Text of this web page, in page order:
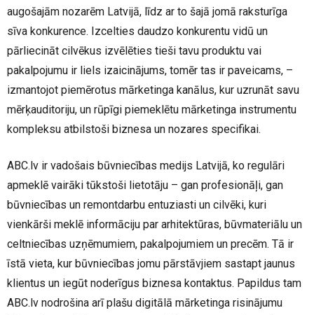
augošajām nozarēm Latvijā, līdz ar to šajā jomā raksturīga
sīva konkurence. Izcelties daudzo konkurentu vidū un
pārliecināt cilvēkus izvēlēties tieši tavu produktu vai
pakalpojumu ir liels izaicinājums, tomēr tas ir paveicams, –
izmantojot piemērotus mārketinga kanālus, kur uzrunāt savu
mērķauditoriju, un rūpīgi piemeklētu mārketinga instrumentu
kompleksu atbilstoši biznesa un nozares specifikai.
ABC.lv ir vadošais būvniecības medijs Latvijā, ko regulāri
apmeklē vairāki tūkstoši lietotāju – gan profesionāļi, gan
būvniecības un remontdarbu entuziasti un cilvēki, kuri
vienkārši meklē informāciju par arhitektūras, būvmateriālu un
celtniecības uzņēmumiem, pakalpojumiem un precēm. Tā ir
īstā vieta, kur būvniecības jomu pārstāvjiem sastapt jaunus
klientus un iegūt noderīgus biznesa kontaktus. Papildus tam
ABC.lv nodrošina arī plašu digitālā mārketinga risinājumu